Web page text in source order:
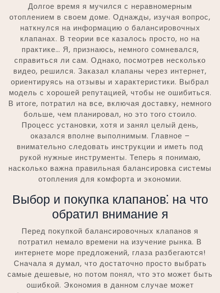
Долгое время я мучился с неравномерным
отоплением в своем доме. Однажды, изучая вопрос,
наткнулся на информацию о балансировочных
клапанах. В теории все казалось просто, но на
практике… Я, признаюсь, немного сомневался,
справиться ли сам. Однако, посмотрев несколько
видео, решился. Заказал клапаны через интернет,
ориентируясь на отзывы и характеристики. Выбрал
модель с хорошей репутацией, чтобы не ошибиться.
В итоге, потратил на все, включая доставку, немного
больше, чем планировал, но это того стоило.
Процесс установки, хотя и занял целый день,
оказался вполне выполнимым. Главное –
внимательно следовать инструкции и иметь под
рукой нужные инструменты. Теперь я понимаю,
насколько важна правильная балансировка системы
отопления для комфорта и экономии.
Выбор и покупка клапанов⁚ на что
обратил внимание я
Перед покупкой балансировочных клапанов я
потратил немало времени на изучение рынка. В
интернете море предложений, глаза разбегаются!
Сначала я думал, что достаточно просто выбрать
самые дешевые, но потом понял, что это может быть
ошибкой. Экономия в данном случае может